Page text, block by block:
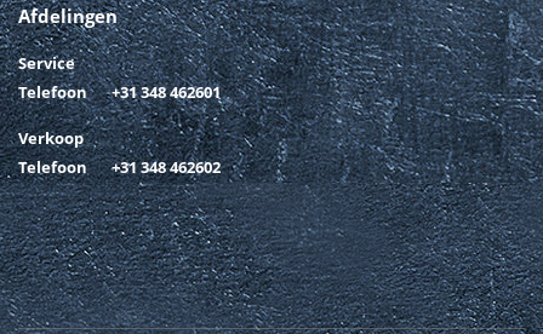
Afdelingen
Service
Telefoon
+31 348 462601
Verkoop
Telefoon
+31 348 462602